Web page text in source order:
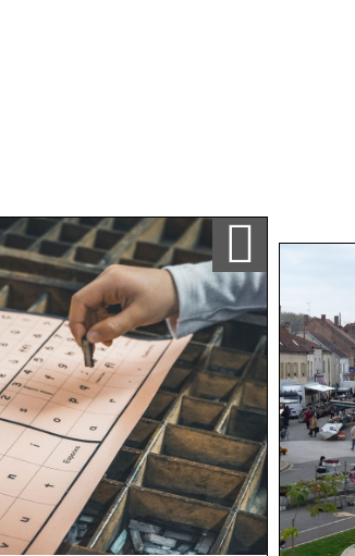
Ajouter a ma sélection